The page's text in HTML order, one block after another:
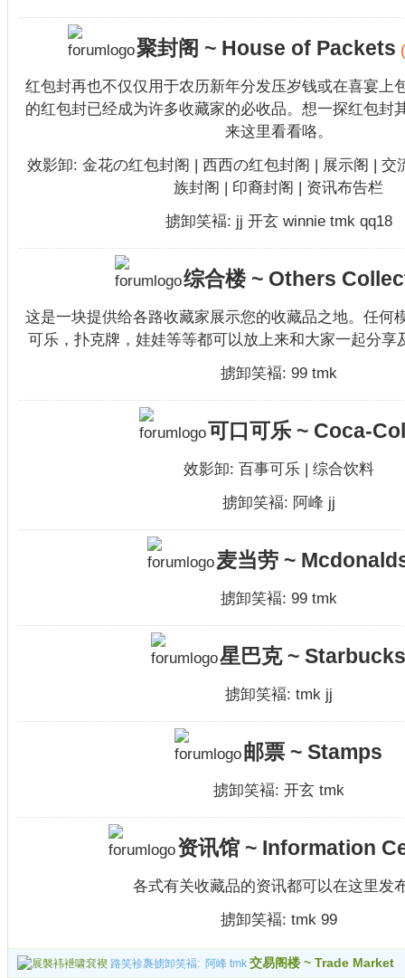
聚封阁 ~ House of Packets
红包封再也不仅仅用于农历新年分发压岁钱或在喜宴上
的红包封已经成为许多收藏家的必收品。想一探红包封
来这里看看咯。
效影卸: 金花の红包封阁 | 西西の红包封阁 | 展示阁 | 交
族封阁 | 印裔封阁 | 资讯布告栏
掳卸笑褔: jj 开玄 winnie tmk qq18
综合楼 ~ Others
这是一块提供给各路收藏家展示您的收藏品之地。任何
可乐，扑克牌，娃娃等等都可以放上来和大家一起分享
掳卸笑褔: 99 tmk
可口可乐 ~ Coca-
效影卸: 百事可乐| 综合饮料
掳卸笑褔: 阿峰 jj
麦当劳 ~
掳卸笑褔: 99 tmk
星巴克 ~ Starbucks
掳卸笑褔: tmk jj
邮票 ~ Stamps
掳卸笑褔: 开玄 tmk
资讯馆 ~ Information
各式有关收藏品的资讯都可以在这里发
掳卸笑褔: tmk 99
路笑袗褢掳卸笑褔: 阿峰 tmk 交易阁楼 ~ Trade Market